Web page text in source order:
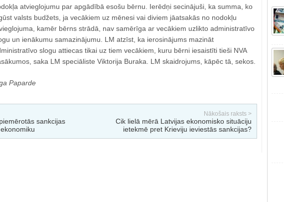
atvieglojumu par apgādībā esošu bērnu. Ierēdņi secinājuši, ka summa, ko
valsts budžets, ja vecākiem uz mēnesi vai diviem jāatsakās no nodokļu
kamēr bērns strādā, nav samērīga ar vecākiem uzlikto administratīvo
un ienākumu samazinājumu. LM atzīst, ka ierosinājums mazināt
slogu attiecas tikai uz tiem vecākiem, kuru bērni iesaistīti tieši NVA
saka LM speciāliste Viktorija Buraka. LM skaidrojums, kāpēc tā, sekos.
Paparde
sankcijas
Nākošais raksts >
Cik lielā mērā Latvijas ekonomisko situāciju
ietekmē pret Krieviju ieviestās sankcijas?